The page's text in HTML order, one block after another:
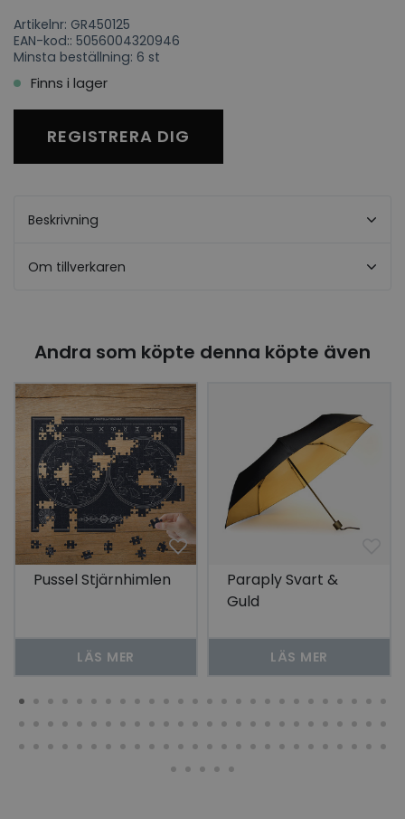
Artikelnr: GR450125
EAN-kod:: 5056004320946
Minsta beställning: 6 st
Finns i lager
REGISTRERA DIG
Beskrivning
Om tillverkaren
Andra som köpte denna köpte även
Pussel Stjärnhimlen
LÄS MER
Paraply Svart &
Guld
LÄS MER